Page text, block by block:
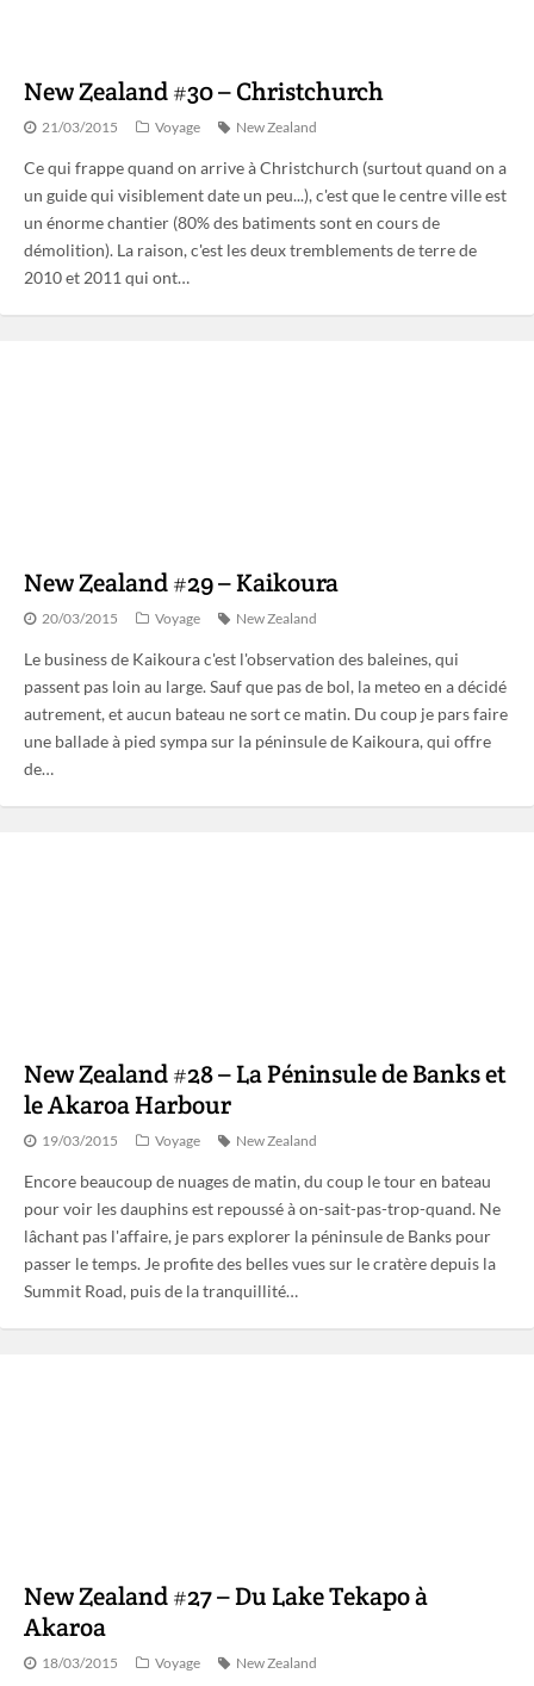
New Zealand #30 – Christchurch
21/03/2015 Voyage New Zealand
Ce qui frappe quand on arrive à Christchurch (surtout quand on a
un guide qui visiblement date un peu...), c'est que le centre ville est
un énorme chantier (80% des batiments sont en cours de
démolition). La raison, c'est les deux tremblements de terre de
2010 et 2011 qui ont…
New Zealand #29 – Kaikoura
20/03/2015 Voyage New Zealand
Le business de Kaikoura c'est l'observation des baleines, qui
passent pas loin au large. Sauf que pas de bol, la meteo en a décidé
autrement, et aucun bateau ne sort ce matin. Du coup je pars faire
une ballade à pied sympa sur la péninsule de Kaikoura, qui offre
de…
New Zealand #28 – La Péninsule de Banks et
le Akaroa Harbour
19/03/2015 Voyage New Zealand
Encore beaucoup de nuages de matin, du coup le tour en bateau
pour voir les dauphins est repoussé à on-sait-pas-trop-quand. Ne
lâchant pas l'affaire, je pars explorer la péninsule de Banks pour
passer le temps. Je profite des belles vues sur le cratère depuis la
Summit Road, puis de la tranquillité…
New Zealand #27 – Du Lake Tekapo à
Akaroa
18/03/2015 Voyage New Zealand